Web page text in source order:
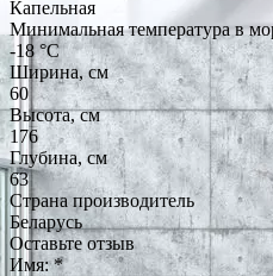
Капельная
Минимальная температура в
-18 °C
Ширина, см
60
Высота, см
176
Глубина, см
63
Страна производитель
Беларусь
Оставьте отзыв
Имя:*